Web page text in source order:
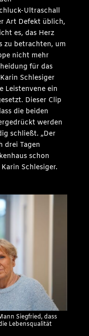
Ultraschall
Art Defekt üblich,
es, das Herz
zu betrachten, um
nicht mehr
für das
Schlesiger
Leistenvene ein
Dieser Clip
die beiden
werden
schließt. „Der
drei Tagen
schon
Schlesiger.
Siegfried, dass
Lebensqualität